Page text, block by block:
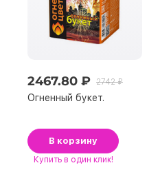
2467.80 ₽ 2742 ₽
Огненный букет.
В корзину
Купить в один клик!